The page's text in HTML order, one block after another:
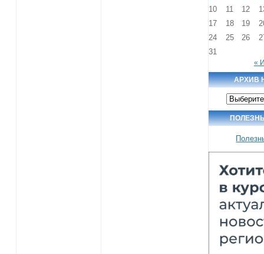
10
11 12
17
18 19
24
25 26
31
«
АРХИВ
Архив
новостей